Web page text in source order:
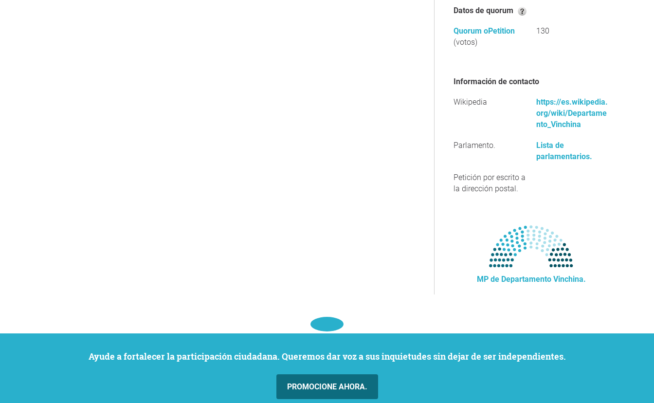
Datos de quorum
Quorum oPetition
(votos)
130
Información de contacto
Wikipedia
https://es.wikipedia.
org/wiki/Departame
nto_Vinchina
Parlamento.
Lista de
parlamentarios.
Petición por escrito a
la dirección postal.
MP de Departamento Vinchina.
Ayude a fortalecer la participación ciudadana. Queremos dar voz a sus inquietudes sin dejar de ser independientes.
PROMOCIONE AHORA.